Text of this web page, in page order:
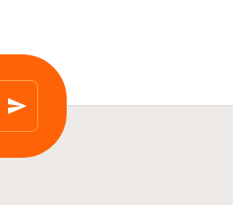
send